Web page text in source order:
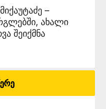
–
ახალი
შეიქმნა